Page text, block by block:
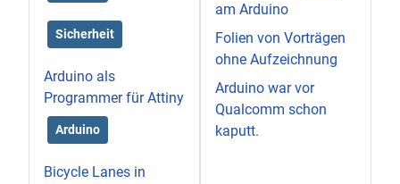
Sicherheit
Arduino als
Programmer für Attiny
Arduino
Bicycle Lanes in
am Arduino
Folien von Vorträgen
ohne Aufzeichnung
Arduino war vor
Qualcomm schon
kaputt.